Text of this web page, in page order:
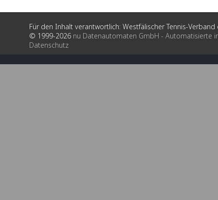
Für den Inhalt verantwortlich: Westfälischer Tennis-Verband
© 1999-2026 nu Datenautomaten GmbH - Automatisierte
Datenschutz